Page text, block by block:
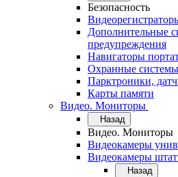
Безопасность
Дополнительные
предупреждения
Навигаторы
Охранные
Парктроники,
Карты памяти
Видео. Мониторы
Назад
Видео. Мониторы
Видеокамеры
Видеокамеры
Назад